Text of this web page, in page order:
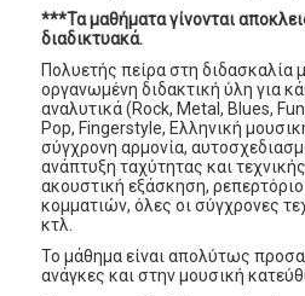
***Τα μαθήματα γίνονται
διαδικτυακά.
Πολυετής πείρα στη διδασκαλία
οργανωμένη διδακτική ύλη για
αναλυτικά (Rock, Metal, Blues,
Pop, Fingerstyle, Ελληνική
σύγχρονη αρμονία,
ανάπτυξη ταχύτητας και
ακουστική εξάσκηση,
κομματιών, όλες οι σύγχρονες
κτλ.
Το μάθημα είναι απολύτως
ανάγκες και στην μουσική